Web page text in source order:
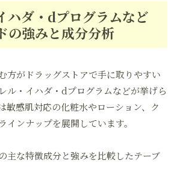
ハダ・dプログラムなど
の強みと成分分析
方がドラッグストアで手に取りやすい
ル・イハダ・dプログラムなどが挙げら
敏感肌対応の化粧水やローション、ク
インナップを展開しています。
主な特徴成分と強みを比較したテーブ